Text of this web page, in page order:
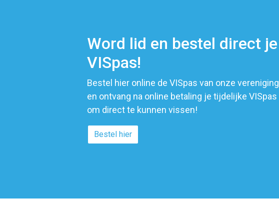
Word lid en bestel direct je
VISpas!
Bestel hier online de VISpas van onze vereniging
en ontvang na online betaling je tijdelijke VISpas
om direct te kunnen vissen!
Bestel hier